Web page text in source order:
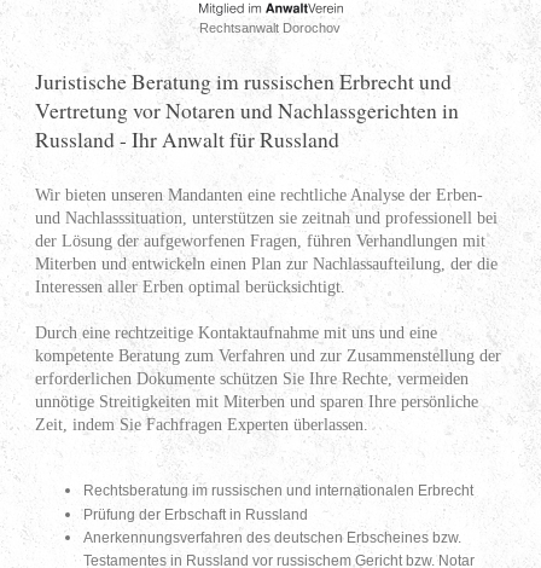
Rechtsanwalt Dorochov
​Juristische Beratung im russischen Erbrecht und
Vertretung vor Notaren und Nachlassgerichten in
Russland - Ihr Anwalt für Russland
Wir bieten unseren Mandanten eine rechtliche Analyse der Erben-
und Nachlasssituation, unterstützen sie zeitnah und professionell bei
der Lösung der aufgeworfenen Fragen, führen Verhandlungen mit
Miterben und entwickeln einen Plan zur Nachlassaufteilung, der die
Interessen aller Erben optimal berücksichtigt.
Durch eine rechtzeitige Kontaktaufnahme mit uns und eine
kompetente Beratung zum Verfahren und zur Zusammenstellung der
erforderlichen Dokumente schützen Sie Ihre Rechte, vermeiden
unnötige Streitigkeiten mit Miterben und sparen Ihre persönliche
Zeit, indem Sie Fachfragen Experten überlassen.
Rechtsberatung im russischen und internationalen Erbrecht
Prüfung der Erbschaft in Russland
Anerkennungsverfahren des deutschen Erbscheines bzw.
Testamentes in Russland vor russischem Gericht bzw. Notar